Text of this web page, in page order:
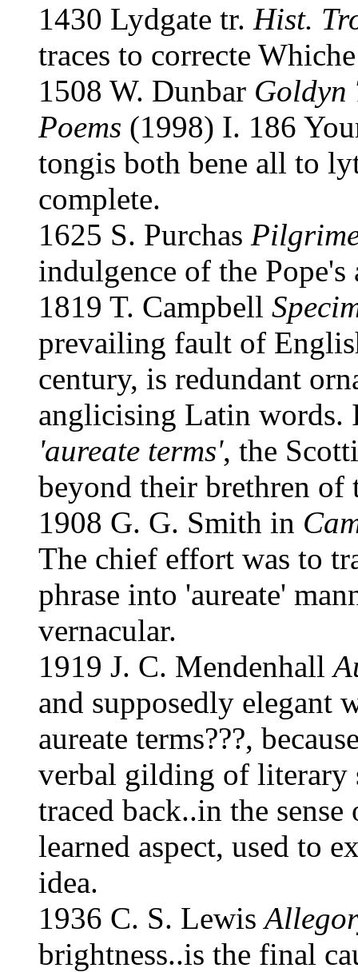
1430 Lydgate tr. Hist.
traces to correcte
1508 W. Dunbar Goldyn
Poems (1998) I. 186
tongis both bene all to
complete.
1625 S. Purchas
indulgence of the
1819 T. Campbell
prevailing fault of
century, is redundant
anglicising Latin words.
'aureate terms', the
beyond their brethren of
1908 G. G. Smith in
The chief effort was to
phrase into 'aureate'
vernacular.
1919 J. C. Mendenhall
and supposedly elegant
aureate terms???,
verbal gilding of literary
traced back..in the
learned aspect, used to
idea.
1936 C. S. Lewis
brightness..is the final